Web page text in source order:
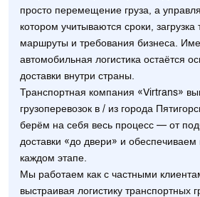
просто перемещение груза, а
котором учитываются сроки, загрузка
маршруты и требования бизнеса.
автомобильная логистика остаётся
доставки внутри страны.
Транспортная компания «Virtrans»
грузоперевозок в / из города
берём на себя весь процесс — от
доставки «до двери» и
каждом этапе.
Мы работаем как с частными
выстраивая логистику транспортных